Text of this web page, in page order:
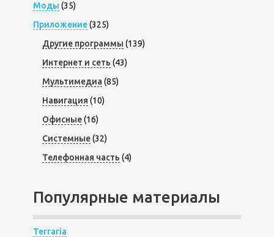
Моды (35)
Приложение(325)
Другие программы (139)
Интернет и сеть (43)
Мультимедиа (85)
Навигация (10)
Офисные(16)
Системные(32)
Телефонная часть (4)
Популярные материалы
Terraria